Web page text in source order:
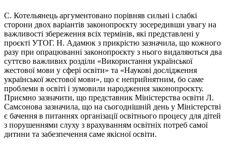
Сумська область
Тернопільська область
Харківська область
Херсонська область
Хмельницька область
Черкаська область
Чернівецька область
Чернігівська область
Особи відповідальні за контактування з
питань укладення договорів
С. Котельянець аргументовано порівняв сильні і слабкі
сторони двох варіантів законопроєкту зосередивши увагу на
важливості збереження всіх термінів, які представлені у
проєкті УТОГ. Н. Адамюк з прикрістю зазначила, що кожного
разу при опрацюванні законопроєкту з нього видаляються два
суттєво важливих розділи «Використання української
жестової мови у сфері освіти» та «Наукові дослідження
української жестової мови», що є неприйнятним, бо саме
проблеми в освіті і зумовили народження законопроєкту.
Приємно зазначити, що представник Міністерства освіти Л.
Самсонова зазначила, що на сьогоднішній день у Міністерстві
є бачення в питаннях організації освітнього процесу для дітей
з порушеннями слуху з врахуванням освітніх потреб самої
дитини та забезпечення саме якісної освіти.